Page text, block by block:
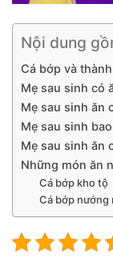
Nội dung
Cá bớp và
Mẹ sau sinh có
Mẹ sau sinh ăn
Mẹ sau sinh
Mẹ sau sinh ăn
Những món ăn
Cá bớp kho tộ
Cá bớp nướng